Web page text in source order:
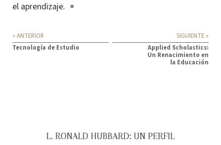
el aprendizaje.
« ANTERIOR
Tecnología de Estudio
SIGUIENTE »
Applied Scholastics:
Un Renacimiento en
la Educación
L. RONALD HUBBARD: UN PERFIL